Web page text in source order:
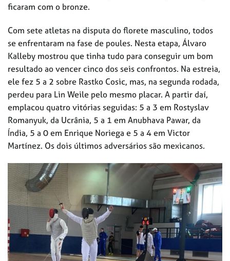
ficaram com o bronze.
Com sete atletas na disputa do florete masculino, todos
se enfrentaram na fase de poules. Nesta etapa, Álvaro
Kalleby mostrou que tinha tudo para conseguir um bom
resultado ao vencer cinco dos seis confrontos. Na estreia,
ele fez 5 a 2 sobre Rastko Cosic, mas, na segunda rodada,
perdeu para Lin Weile pelo mesmo placar. A partir daí,
emplacou quatro vitórias seguidas: 5 a 3 em Rostyslav
Romanyuk, da Ucrânia, 5 a 1 em Anubhava Pawar, da
Índia, 5 a 0 em Enrique Noriega e 5 a 4 em Victor
Martínez. Os dois últimos adversários são mexicanos.